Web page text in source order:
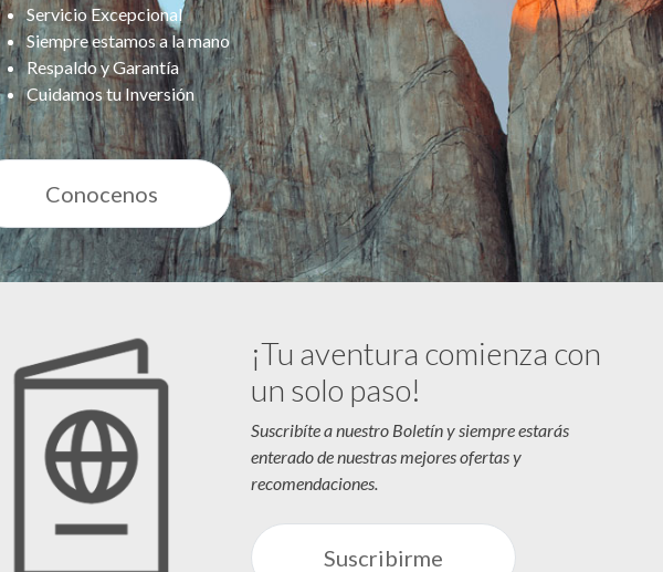
Servicio Excepcional
Siempre estamos a la mano
Respaldo y Garantía
Cuidamos tu Inversión
Conocenos
¡Tu aventura comienza con
un solo paso!
Suscribíte a nuestro Boletín y siempre estarás
enterado de nuestras mejores ofertas y
recomendaciones.
Suscribirme